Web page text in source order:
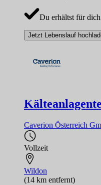
Du erhältst für
Jetzt Lebenslauf
Caverion Österreich
Vollzeit
Wildon
(14 km entfernt)